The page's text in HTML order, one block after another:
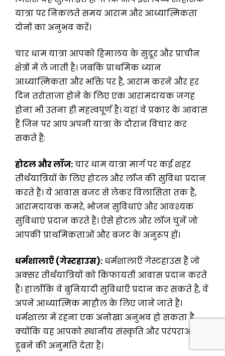
यात्रा पर निकलते समय आराम और आध्यात्मिकता
दोनों का अनुभव करें।
चार धाम यात्रा आपको हिमालय के सुदूर और प्राचीन
क्षेत्रों में ले जाती है। जबकि प्राथमिक ध्यान
आध्यात्मिकता और भक्ति पर है, आराम करने और हर
दिन तरोताजा होने के लिए एक आरामदायक जगह
होना भी उतना ही महत्वपूर्ण है। यहां वे प्रकार के आवास
हैं जिन पर आप अपनी यात्रा के दौरान विचार कर
सकते हैं:
होटल और लॉज:चार धाम यात्रा मार्ग पर कई शहर
तीर्थयात्रियों के लिए होटल और लॉज की सुविधा प्रदान
करते हैं। ये आवास बजट से लेकर विलासिता तक हैं,
आरामदायक कमरे, भोजन सुविधाएं और आवश्यक
सुविधाएं प्रदान करते हैं। ऐसे होटल और लॉज चुनें जो
आपकी प्राथमिकताओं और बजट के अनुरूप हों।
धर्मशालाएँ (गेस्टहाउस): धर्मशालाएँ गेस्टहाउस हैं जो
अक्सर तीर्थयात्रियों को किफायती आवास प्रदान करते
हैं। हालाँकि वे बुनियादी सुविधाएँ प्रदान कर सकते हैं, वे
अपने आध्यात्मिक माहौल के लिए जाने जाते हैं।
धर्मशाला में रहना एक अनोखा अनुभव हो सकता है,
क्योंकि यह आपको स्थानीय संस्कृति और परंपराओं में
डूबने की अनुमति देता है।